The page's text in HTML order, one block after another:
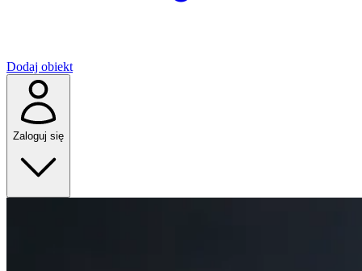
Dodaj obiekt
Zaloguj się